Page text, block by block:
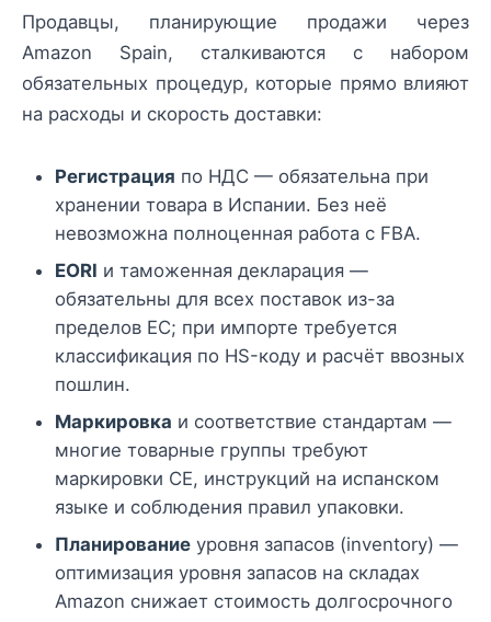
Продавцы, планирующие продажи через
Amazon Spain, сталкиваются с набором
обязательных процедур, которые прямо влияют
на расходы и скорость доставки:
Регистрация по НДС — обязательна при
хранении товара в Испании. Без неё
невозможна полноценная работа с FBA.
EORI и таможенная декларация —
обязательны для всех поставок из-за
пределов ЕС; при импорте требуется
классификация по HS-коду и расчёт ввозных
пошлин.
Маркировка и соответствие стандартам —
многие товарные группы требуют
маркировки CE, инструкций на испанском
языке и соблюдения правил упаковки.
Планирование уровня запасов (inventory) —
оптимизация уровня запасов на складах
Amazon снижает стоимость долгосрочного